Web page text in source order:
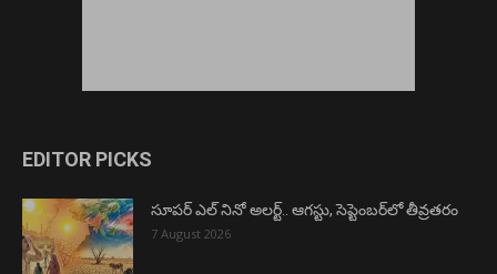
EDITOR PICKS
సూపర్ ఎల్ నినో అలర్ట్.. ఆగస్టు, సెప్టెంబర్‌లో తీవ్రతరం
7 August 2026